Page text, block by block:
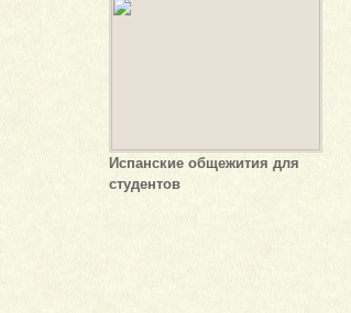
Испанские общежития для
студентов